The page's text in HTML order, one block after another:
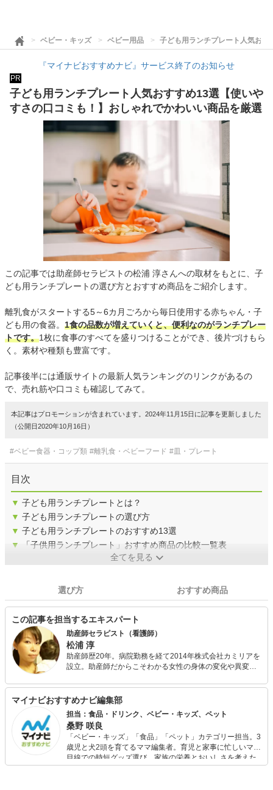
ベビー・キッズ ベビー用品 子ども用ランチプレート人気お
『マイナビおすすめナビ』サービス終了のお知らせ
PR
子ども用ランチプレート人気おすすめ13選【使いや
すさの口コミも！】おしゃれでかわいい商品を厳選
この記事では助産師セラピストの松浦 淳さんへの取材をもとに、子
ども用ランチプレートの選び方とおすすめ商品をご紹介します。
離乳食がスタートする5～6カ月ごろから毎日使用する赤ちゃん・子
ども用の食器。 1食の品数が増えていくと、便利なのがランチプレー
トです。1枚に食事のすべてを盛りつけることができ、後片づけもら
く。素材や種類も豊富です。
記事後半には通販サイトの最新人気ランキングのリンクがあるの
で、売れ筋や口コミも確認してみて。
本記事はプロモーションが含まれています。2024年11月15日に記事を更新しました
（公開日2020年10月16日）
#ベビー食器・コップ類 #離乳食・ベビーフード #皿・プレート
目次
▼ 子ども用ランチプレートとは？
▼ 子ども用ランチプレートの選び方
▼ 子ども用ランチプレートのおすすめ13選
▼
「子供用ランチプレート」おすすめ商品の比較一覧表
全てを見る
選び方 おすすめ商品
この記事を担当するエキスパート
助産師セラピスト（看護師）
松浦 淳
助産師歴20年。病院勤務を経て2014年株式会社カミリアを
設立。助産師だからこそわかる女性の身体の変化や異変、
de Vivero」を開業。 独身女性、妊婦、産後、更年期の女性
を美と健康を通してサポートしています。 全国で「女性の
身体の神秘」セミナー講師としても活動中。
マイナビおすすめナビ編集部
担当：食品・ドリンク、ベビー・キッズ、ペット
桑野 咲良
「ベビー・キッズ」「食品」「ペット」カテゴリー担当。3
歳児と犬2頭を育てるママ編集者。育児と家事に忙しいママ
目線での時短グッズ選び、家族の栄養とおいしさを考えた
食品選び、束の間のリラックスタイムを楽しむためのスイ